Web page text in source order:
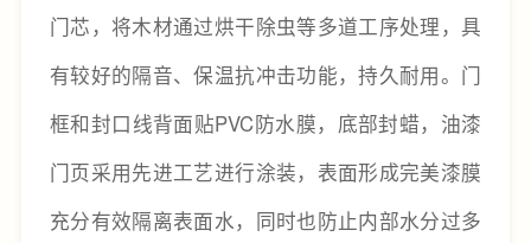
门芯，将木材通过烘干除虫等多道工序处理，具
有较好的隔音、保温抗冲击功能，持久耐用。门
框和封口线背面贴PVC防水膜，底部封蜡，油漆
门页采用先进工艺进行涂装，表面形成完美漆膜
充分有效隔离表面水，同时也防止内部水分过多